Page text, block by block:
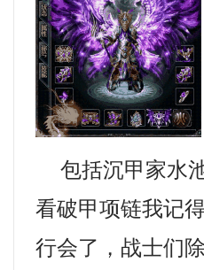
包括沉甲家水
看破甲项链我记
行会了，战士们